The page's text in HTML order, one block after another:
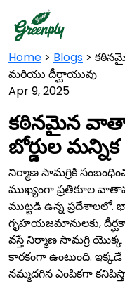
Home > Blogs >
మరియు దీర్ఘాయువు
Apr 9, 2025
కఠినమైన
బోర్డుల
నిర్మాణ సామగ్రికి
ముఖ్యంగా ప్రతికూల
ముట్టడి ఉన్న ప్రదేశాలలో.
గృహయజమానులకు,
వస్తే నిర్మాణ సామగ్రి
కారకంగా ఉంటుంది.
నమ్మదగిన ఎంపికగా